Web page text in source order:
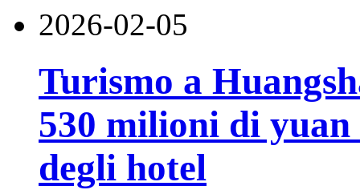
2026-02-05
Turismo a
530 milioni di
degli hotel